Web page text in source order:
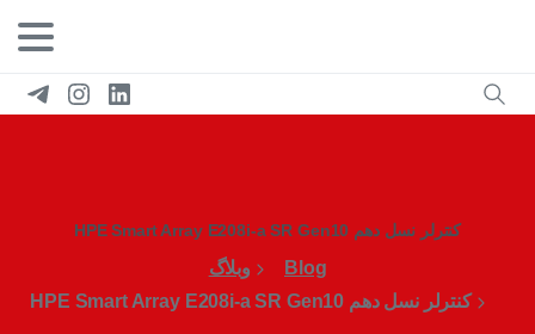
کنترلر نسل دهم HPE Smart Array E208i-a SR Gen10
Blog
وبلاگ
کنترلر نسل دهم HPE Smart Array E208i-a SR Gen10